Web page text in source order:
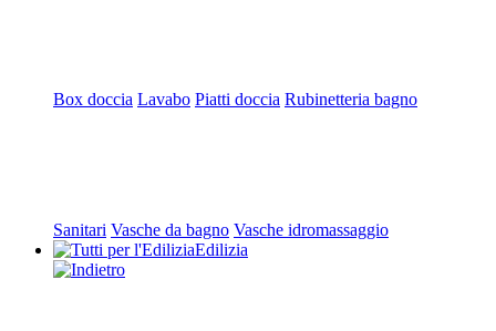
Box doccia Lavabo Piatti doccia Rubinetteria bagno
Sanitari Vasche da bagno Vasche idromassaggio
Edilizia